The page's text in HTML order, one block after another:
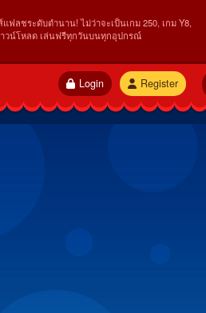
ฟลชระดับตำนาน! ไม่ว่าจะเป็นเกม 250, เกม Y8,
าวน์โหลด เล่นฟรีทุกวันบนทุกอุปกรณ์
Register
Login